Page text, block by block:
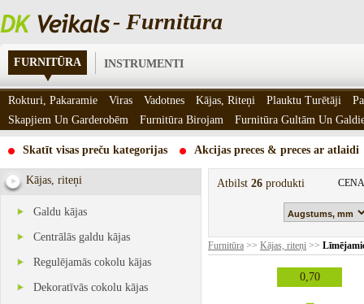
- Furnitūra
FURNITŪRA INSTRUMENTI
Skatīt visas preču kategorijas Akcijas preces & preces ar atlaidi
Kājas, riteņi
Galdu kājas
Centrālās galdu kājas
Regulējamās cokolu kājas
Dekoratīvās cokolu kājas
Atbilst 26 produkti
Furnitūra >> Kājas, riteņi >>
0,70
Rokturi, Pakaramie Viras Vadotnes Kājas, Riteņi Plauktu Turētāji
Skapjiem Un Garderobēm
Furnitūra Birojam Furnitūra Gultām Un